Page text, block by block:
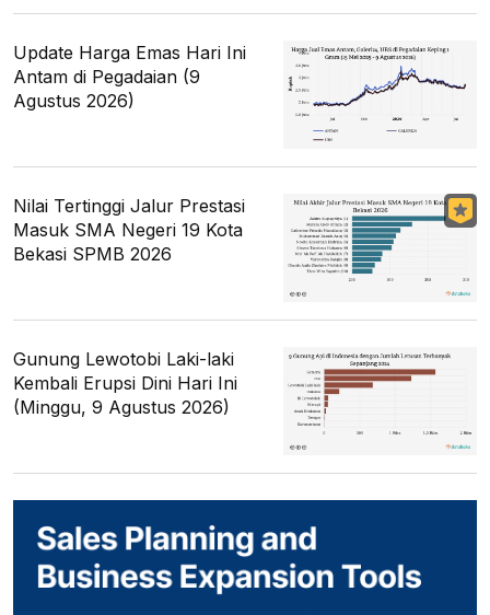
Update Harga Emas Hari Ini
Antam di Pegadaian (9
Agustus 2026)
Nilai Tertinggi Jalur Prestasi
Masuk SMA Negeri 19 Kota
Bekasi SPMB 2026
Gunung Lewotobi Laki-laki
Kembali Erupsi Dini Hari Ini
(Minggu, 9 Agustus 2026)